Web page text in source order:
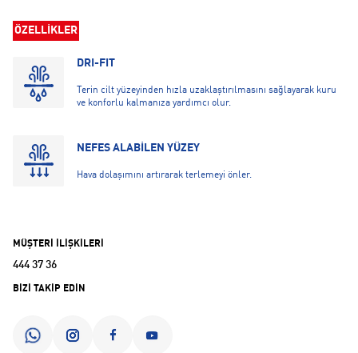
ÖZELLİKLER
DRI-FIT
Terin cilt yüzeyinden hızla uzaklaştırılmasını sağlayarak kuru
ve konforlu kalmanıza yardımcı olur.
NEFES ALABİLEN YÜZEY
Hava dolaşımını artırarak terlemeyi önler.
MÜŞTERİ İLİŞKİLERİ
444 37 36
BİZİ TAKİP EDİN